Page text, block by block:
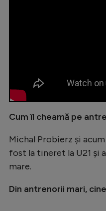
Cum îl cheamă pe
Michal Probierz și
fost la tineret la U21 și
mare.
Din antrenorii mari,